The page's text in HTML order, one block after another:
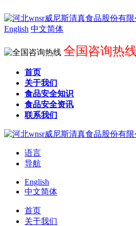
English 中文简体
全国咨询热
首页
关于我们
食品安全知识
食品安全资讯
联系我们
语言
导航
English
中文简体
首页
关于我们